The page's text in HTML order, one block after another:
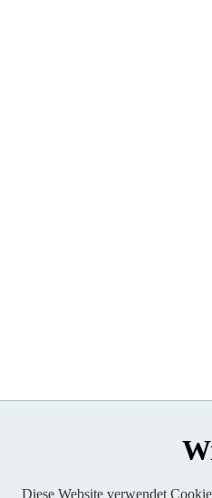
Diese Website verwendet